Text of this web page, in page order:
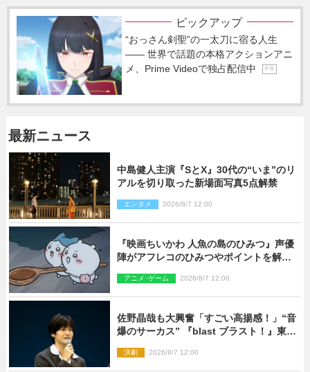
ピックアップ
“おっさん剣聖”の一太刀に宿る人生
―― 世界で話題の本格アクションアニ
メ、Prime Videoで独占配信中
P R
最新ニュース
中島健人主演『SとX』30代の“いま”のリ
アルを切り取った新場面写真5点解禁
エンタメ 2026/8/7 12:00
『映画ちいかわ 人魚の島のひみつ』声優
陣がアフレコのひみつやポイントを解
アニメ･ゲーム 2026/8/7 12:00
佐野晶哉も大興奮「すごい高揚感！」“音
爆のサーカス” 『blast ブラスト！』東京
演劇 2026/8/7 12:00